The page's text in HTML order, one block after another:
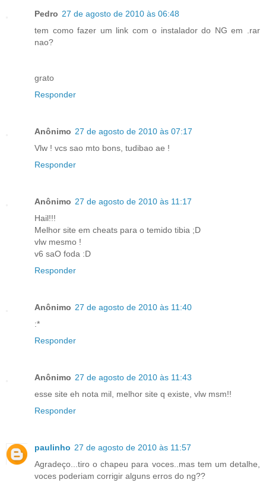
Pedro 27 de agosto de 2010 às 06:48
tem como fazer um link com o instalador do NG em .rar
nao?
grato
Responder
Anônimo 27 de agosto de 2010 às 07:17
Vlw ! vcs sao mto bons, tudibao ae !
Responder
Anônimo 27 de agosto de 2010 às 11:17
Hail!!!
Melhor site em cheats para o temido tibia ;D
vlw mesmo !
v6 saO foda :D
Responder
Anônimo 27 de agosto de 2010 às 11:40
:*
Responder
Anônimo 27 de agosto de 2010 às 11:43
esse site eh nota mil, melhor site q existe, vlw msm!!
Responder
paulinho 27 de agosto de 2010 às 11:57
Agradeço...tiro o chapeu para voces..mas tem um detalhe,
voces poderiam corrigir alguns erros do ng??